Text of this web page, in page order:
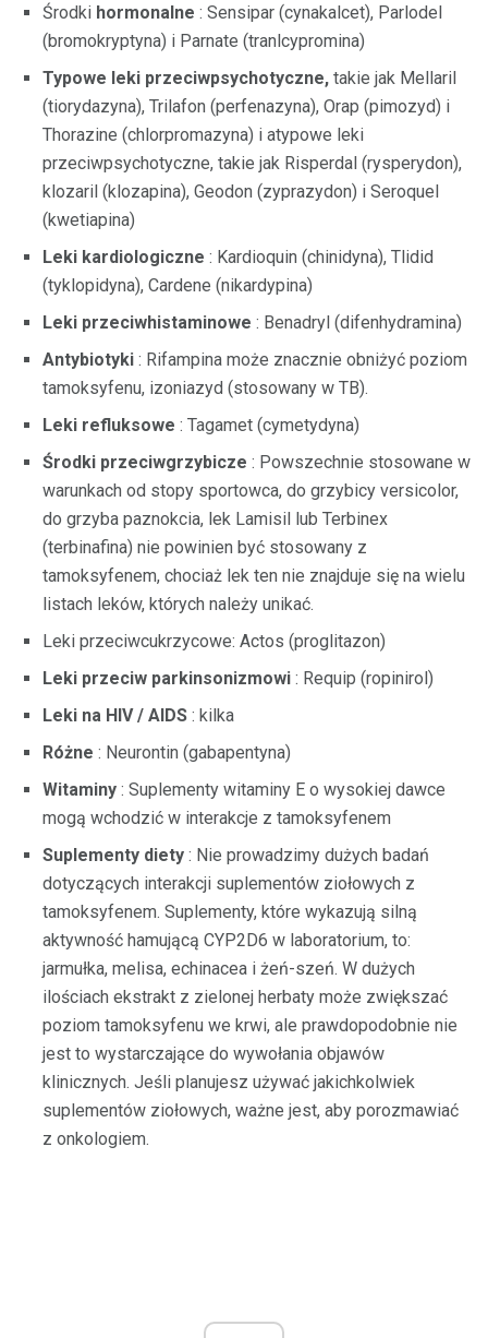
Środki hormonalne : Sensipar (cynakalcet), Parlodel
(bromokryptyna) i Parnate (tranlcypromina)
Typowe leki przeciwpsychotyczne, takie jak Mellaril
(tiorydazyna), Trilafon (perfenazyna), Orap (pimozyd) i
Thorazine (chlorpromazyna) i atypowe leki
przeciwpsychotyczne, takie jak Risperdal (rysperydon),
klozaril (klozapina), Geodon (zyprazydon) i Seroquel
(kwetiapina)
Leki kardiologiczne : Kardioquin (chinidyna), Tlidid
(tyklopidyna), Cardene (nikardypina)
Leki przeciwhistaminowe : Benadryl (difenhydramina)
Antybiotyki : Rifampina może znacznie obniżyć poziom
tamoksyfenu, izoniazyd (stosowany w TB).
Leki refluksowe : Tagamet (cymetydyna)
Środki przeciwgrzybicze : Powszechnie stosowane w
warunkach od stopy sportowca, do grzybicy versicolor,
do grzyba paznokcia, lek Lamisil lub Terbinex
(terbinafina) nie powinien być stosowany z
tamoksyfenem, chociaż lek ten nie znajduje się na wielu
listach leków, których należy unikać.
Leki przeciwcukrzycowe: Actos (proglitazon)
Leki przeciw parkinsonizmowi : Requip (ropinirol)
Leki na HIV / AIDS : kilka
Różne : Neurontin (gabapentyna)
Witaminy : Suplementy witaminy E o wysokiej dawce
mogą wchodzić w interakcje z tamoksyfenem
Suplementy diety : Nie prowadzimy dużych badań
dotyczących interakcji suplementów ziołowych z
tamoksyfenem. Suplementy, które wykazują silną
aktywność hamującą CYP2D6 w laboratorium, to:
jarmułka, melisa, echinacea i żeń-szeń. W dużych
ilościach ekstrakt z zielonej herbaty może zwiększać
poziom tamoksyfenu we krwi, ale prawdopodobnie nie
jest to wystarczające do wywołania objawów
klinicznych. Jeśli planujesz używać jakichkolwiek
suplementów ziołowych, ważne jest, aby porozmawiać
z onkologiem.